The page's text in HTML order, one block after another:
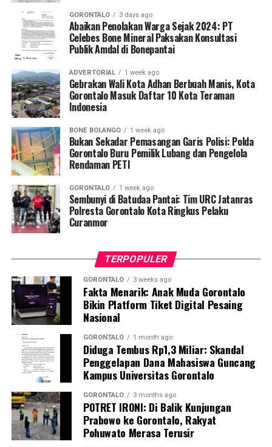
Dalam forum nasional tersebut, KKP memaparkan cetak
biru program prioritas Tahun Anggaran 2026. Beberapa
program makro yang disoroti antara lain pembangunan
Kampung Nelayan Merah Putih, revitalisasi tambak di
wilayah Pantai Utara Jawa, akselerasi kawasan budidaya
udang terintegrasi (integrated shrimp farming),
pengembangan budidaya tematik, percepatan
swasembada garam, hingga modernisasi armada kapal
perikanan tangkap nasional.
Sederet program kerja tersebut disokong penuh oleh
suntikan alokasi anggaran pemerintah pusat. Langkah
stimulan ini merupakan bagian dari manuver negara
dalam mempercepat transformasi sektor kelautan agar
mampu memberikan kontribusi masif terhadap
ketahanan pangan nasional, khususnya mewujudkan
Bagi Kabupaten Pohuwato, perhelatan akbar ini menjadi
momentum krusial untuk melobi dan memperjuangkan
program strategis pusat agar mengalir ke daerah.
Berbekal bentang laut yang luas, garis pantai yang
panjang, serta kekayaan hayati yang melimpah,
Pohuwato dinilai memiliki daya tawar tinggi untuk
bertransformasi menjadi salah satu sentra perikanan
utama di kawasan Indonesia Timur.
Bupati Saipul A. Mbuinga menegaskan bahwa Rakornas
KKP bertindak sebagai wadah krusial dalam
menyamakan persepsi dan arah kebijakan pembangunan
maritim dari hulu ke hilir.
GORONTALO 3 days ago
Abaikan Penolakan Warga Sejak 2024: PT
Celebes Bone Mineral Paksakan Konsultasi
Publik Amdal di Bonepantai
ADVERTORIAL 1 week ago
Gebrakan Wali Kota Adhan Berbuah Manis, Kota
Gorontalo Masuk Daftar 10 Kota Teraman
Indonesia
BONE BOLANGO 1 week ago
Bukan Sekadar Pemasangan Garis Polisi: Polda
Gorontalo Buru Pemilik Lubang dan Pengelola
Rendaman PETI
GORONTALO 1 week ago
Sembunyi di Batudaa Pantai: Tim URC Jatanras
Polresta Gorontalo Kota Ringkus Pelaku
Curanmor
TERPOPULER
GORONTALO 3 weeks ago
Fakta Menarik: Anak Muda Gorontalo
Bikin Platform Tiket Digital Pesaing
Nasional
GORONTALO 1 month ago
Diduga Tembus Rp1,3 Miliar: Skandal
Penggelapan Dana Mahasiswa Guncang
Kampus Universitas Gorontalo
GORONTALO 3 months ago
POTRET IRONI: Di Balik Kunjungan
Prabowo ke Gorontalo, Rakyat
Pohuwato Merasa Terusir